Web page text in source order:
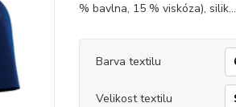
% bavlna, 15 % viskóza), silik...
Barva textilu
Velikost textilu